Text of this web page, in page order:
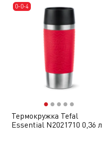
0-0-4
●● ● ● ●
Термокружка Tefal
Essential N2021710 0,36 л